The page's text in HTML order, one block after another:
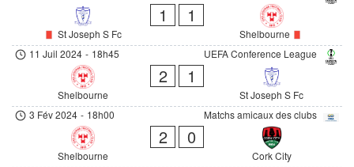
St Joseph S Fc
1 1
Shelbourne
UEFA Conference League
11 Juil 2024 - 18h45
Shelbourne
2 1
St Joseph S Fc
Matchs amicaux des clubs
3 Fév 2024 - 18h00
Shelbourne
2 0
Cork City